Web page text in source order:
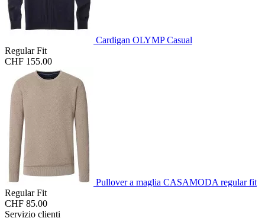
Cardigan OLYMP Casual
Regular Fit
CHF 155.00
Pullover a maglia CASAMODA regular fit
Regular Fit
CHF 85.00
Servizio clienti